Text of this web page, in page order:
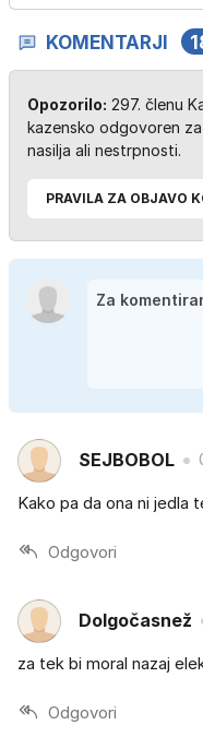
KOMENTARJI
Opozorilo: 297. členu
kazensko odgovoren
nasilja ali nestrpnosti.
PRAVILA ZA OBJAVO
SEJBOBOL
Kako pa da ona ni jedla
Odgovori
Dolgočasnež
za tek bi moral nazaj
Odgovori